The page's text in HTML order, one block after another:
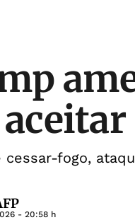
cessar-fogo,
- 20:58 h